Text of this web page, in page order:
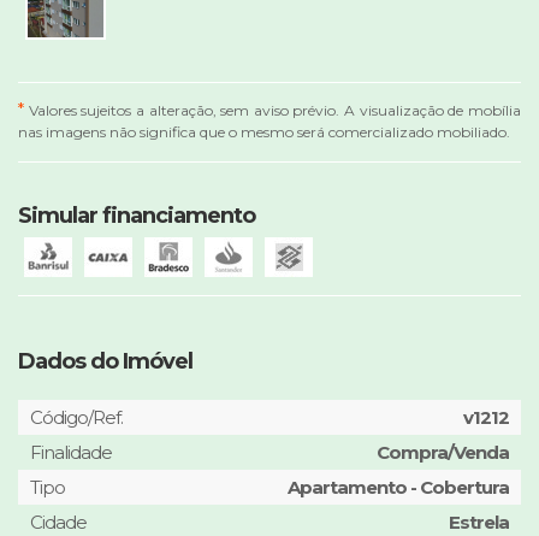
* Valores sujeitos a alteração, sem aviso prévio. A visualização de mobília
nas imagens não significa que o mesmo será comercializado mobiliado.
Simular financiamento
Dados do Imóvel
Código/Ref.
v1212
Finalidade
Compra/Venda
Tipo
Apartamento - Cobertura
Cidade
Estrela